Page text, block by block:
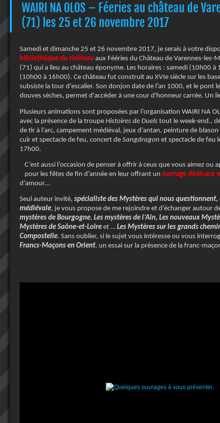
WAIRI NA OLOS – Féeries au château de
(71) les 25 et 26 novembre 2017
Samedi et dimanche 25 et 26 novembre 2017, je serais à votre
bibliothèque du château aux Fééries du Château de Varennes-les-
(71) qui a lieu au château éponyme. Les horaires : samedi (10h00 à
(10h00 à 16h00). Ce château fut construit au XVIe siècle sur les
subsiste la tour d'escalier. Son donjon date de l’an 1000, et le pont
douves sèches, permet d'accéder à une cour d'honneur carrée. Un
Plusieurs animations sont proposées par l’organisation WAIRI NA
avec la présence de la troupe Histoires de Duels tout le week-end.,
de tir à l’arc, campement médiéval, jeux d’antan, peinture de
cuir et spectacle de feu, concert de Sangdragon et spectacle de feu
17h00.
C’est aussi l’occasion de penser à offrir à ceux que vous aimez ou
pour les fêtes de fin d’année en leur offrant un ouvrage dédicacé
d’amour…
Seul auteur invité, spécialiste des Mystères qui nous
médiévale, je vous propose de me rejoindre et d’échanger autour
mystères de Bourgogne, Les mystères de l’Ain, Les nouveaux
Mystères de Saône-et-Loire et … Les Mystères sur les grands
Compostelle. Sans oublier, si le sujet vous intéresse ou vous
Francs-Maçons en Orient, un essai sur la présence de la franc-